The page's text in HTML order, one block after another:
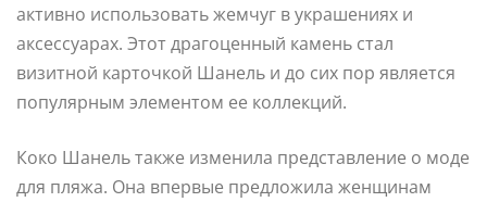
активно использовать жемчуг в украшениях и
аксессуарах. Этот драгоценный камень стал
визитной карточкой Шанель и до сих пор является
популярным элементом ее коллекций.
Коко Шанель также изменила представление о моде
для пляжа. Она впервые предложила женщинам